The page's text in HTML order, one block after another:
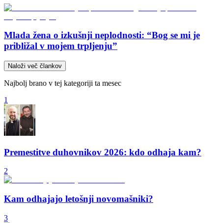
Mlada žena o izkušnji neplodnosti: “Bog se mi je
približal v mojem trpljenju”
Naloži več člankov
Najbolj brano v tej kategoriji ta mesec
1
Premestitve duhovnikov 2026: kdo odhaja kam?
2
Kam odhajajo letošnji novomašniki?
3